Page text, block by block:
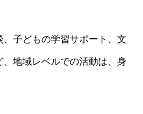
子どもの学習サポート、文
地域レベルでの活動は、身